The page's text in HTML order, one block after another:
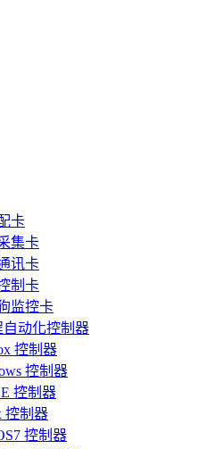
卡
集卡
讯卡
制卡
监控卡
自动化控制器
控制器
控制器
控制器
控制器
控制器